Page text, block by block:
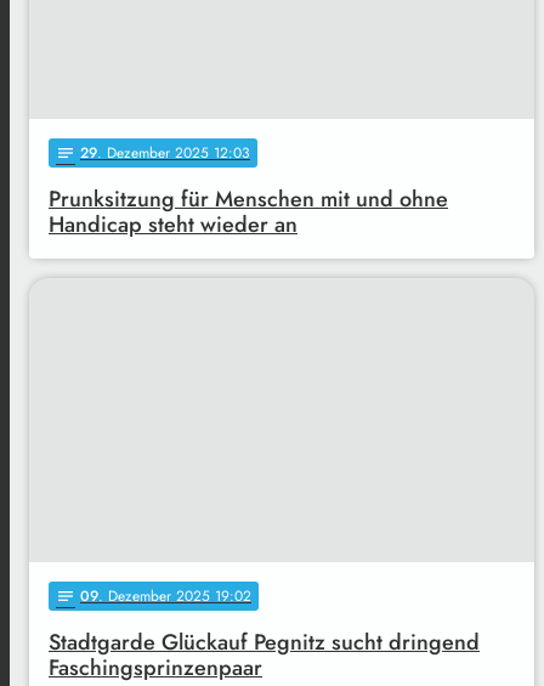
notes 29. Dezember 2025 12:03
Prunksitzung für Menschen mit und ohne
Handicap steht wieder an
notes 09. Dezember 2025 19:02
Stadtgarde Glückauf Pegnitz sucht dringend
Faschingsprinzenpaar